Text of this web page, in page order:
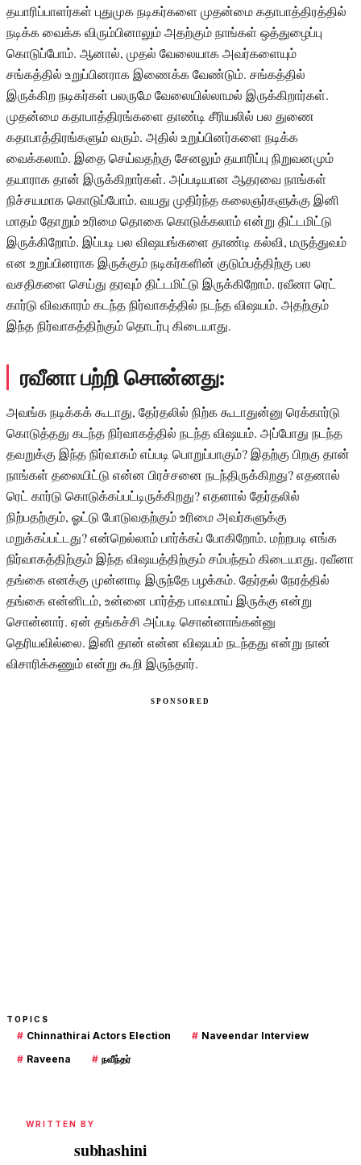
தயாரிப்பாளர்கள் புதுமுக நடிகர்களை முதன்மை கதாபாத்திரத்தில்
நடிக்க வைக்க விரும்பினாலும் அதற்கும் நாங்கள் ஒத்துழைப்பு
கொடுப்போம். ஆனால், முதல் வேலையாக அவர்களையும்
சங்கத்தில் உறுப்பினராக இணைக்க வேண்டும். சங்கத்தில்
இருக்கிற நடிகர்கள் பலருமே வேலையில்லாமல் இருக்கிறார்கள்.
முதன்மை கதாபாத்திரங்களை தாண்டி சீரியலில் பல துணை
கதாபாத்திரங்களும் வரும். அதில் உறுப்பினர்களை நடிக்க
வைக்கலாம். இதை செய்வதற்கு சேனலும் தயாரிப்பு நிறுவனமும்
தயாராக தான் இருக்கிறார்கள். அப்படியான ஆதரவை நாங்கள்
நிச்சயமாக கொடுப்போம். வயது முதிர்ந்த கலைஞர்களுக்கு இனி
மாதம் தோறும் உரிமை தொகை கொடுக்கலாம் என்று திட்டமிட்டு
இருக்கிறோம். இப்படி பல விஷயங்களை தாண்டி கல்வி, மருத்துவம்
என உறுப்பினராக இருக்கும் நடிகர்களின் குடும்பத்திற்கு பல
வசதிகளை செய்து தரவும் திட்டமிட்டு இருக்கிறோம். ரவீனா ரெட்
கார்டு விவகாரம் கடந்த நிர்வாகத்தில் நடந்த விஷயம். அதற்கும்
இந்த நிர்வாகத்திற்கும் தொடர்பு கிடையாது.
ரவீனா பற்றி சொன்னது:
அவங்க நடிக்கக் கூடாது, தேர்தலில் நிற்க கூடாதுன்னு ரெக்கார்டு
கொடுத்தது கடந்த நிர்வாகத்தில் நடந்த விஷயம். அப்போது நடந்த
தவறுக்கு இந்த நிர்வாகம் எப்படி பொறுப்பாகும்? இதற்கு பிறகு தான்
நாங்கள் தலையிட்டு என்ன பிரச்சனை நடந்திருக்கிறது? எதனால்
ரெட் கார்டு கொடுக்கப்பட்டிருக்கிறது? எதனால் தேர்தலில்
நிற்பதற்கும், ஓட்டு போடுவதற்கும் உரிமை அவர்களுக்கு
மறுக்கப்பட்டது? என்றெல்லாம் பார்க்கப் போகிறோம். மற்றபடி எங்க
நிர்வாகத்திற்கும் இந்த விஷயத்திற்கும் சம்பந்தம் கிடையாது. ரவீனா
தங்கை எனக்கு முன்னாடி இருந்தே பழக்கம். தேர்தல் நேரத்தில்
தங்கை என்னிடம், உன்னை பார்த்த பாவமாய் இருக்கு என்று
சொன்னார். ஏன் தங்கச்சி அப்படி சொன்னாங்கன்னு
தெரியவில்லை. இனி தான் என்ன விஷயம் நடந்தது என்று நான்
விசாரிக்கணும் என்று கூறி இருந்தார்.
TOPICS
# Chinnathirai Actors Election # Naveendar Interview
# Raveena # நவீந்தர்
WRITTEN BY
subhashini